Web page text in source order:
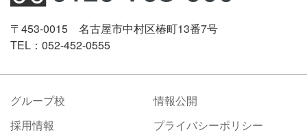
〒453-0015 名古屋市中村区椿町13番7号
TEL：052-452-0555
グループ校
情報公開
採用情報
プライバシーポリシー